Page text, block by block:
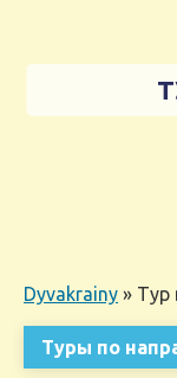
Dyvakrainy » Тур
Туры по